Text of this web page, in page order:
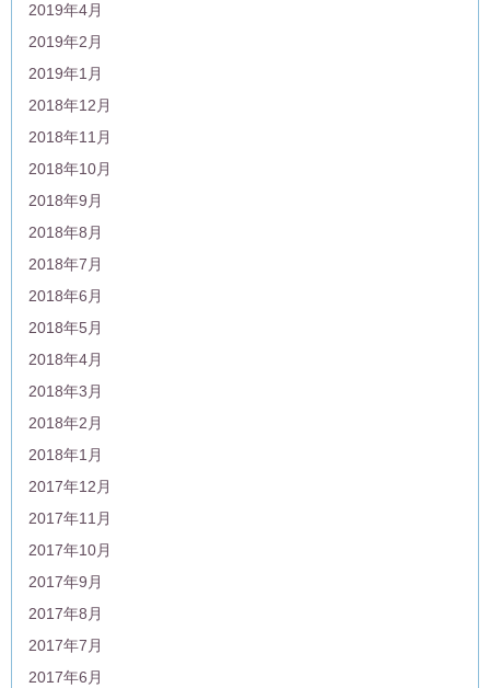
2019年4月
2019年2月
2019年1月
2018年12月
2018年11月
2018年10月
2018年9月
2018年8月
2018年7月
2018年6月
2018年5月
2018年4月
2018年3月
2018年2月
2018年1月
2017年12月
2017年11月
2017年10月
2017年9月
2017年8月
2017年7月
2017年6月